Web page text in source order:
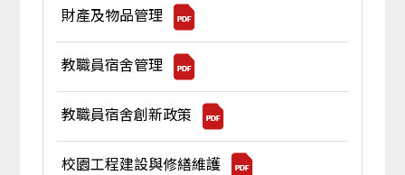
財產及物品管理
教職員宿舍管理
教職員宿舍創新政策
校園工程建設與修繕維護